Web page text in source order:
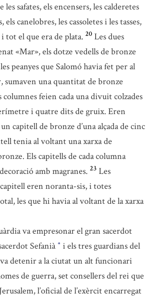
safates, els encensers, les calderetes
els canelobres, les cassoletes i les tasses,
tot el que era de plata. 20 Les dues
«Mar», els dotze vedells de bronze
peanyes que Salomó havia fet per al
sumaven una quantitat de bronze
columnes feien cada una divuit colzades
i quatre dits de gruix. Eren
capitell de bronze d’una alçada de cinc
tenia al voltant una xarxa de
Els capitells de cada columna
amb magranes. 23 Les
capitell eren noranta-sis, i totes
les que hi havia al voltant de la xarxa
va empresonar el gran sacerdot
Sefanià * i els tres guardians del
detenir a la ciutat un alt funcionari
de guerra, set consellers del rei que
l’oficial de l’exèrcit encarregat